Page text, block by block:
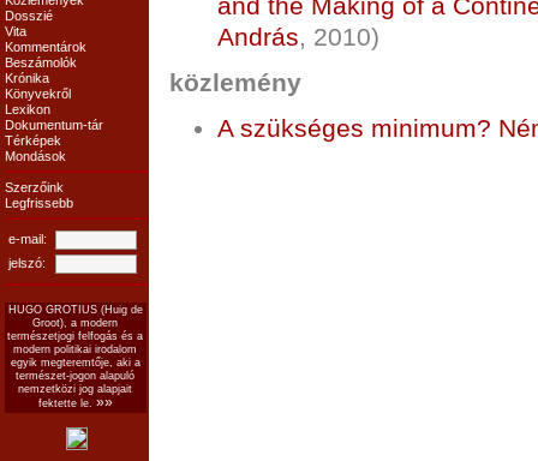
Dosszié
Vita
Kommentárok
Beszámolók
Krónika
Könyvekről
Lexikon
Dokumentum-tár
Térképek
Mondások
Szerzőink
Legfrissebb
e-mail:
jelszó:
HUGO GROTIUS (Huig de
Groot), a modern
természetjogi felfogás és a
modern politikai irodalom
egyik megteremtője, aki a
természet-jogon alapuló
nemzetközi jog alapjait
fektette le. »»
and the Making of a
András, 2010)
közlemény
A szükséges minimum?